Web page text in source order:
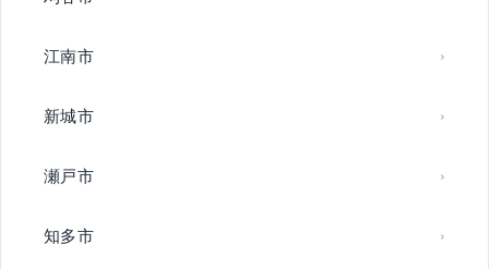
江南市
新城市
瀬戸市
知多市